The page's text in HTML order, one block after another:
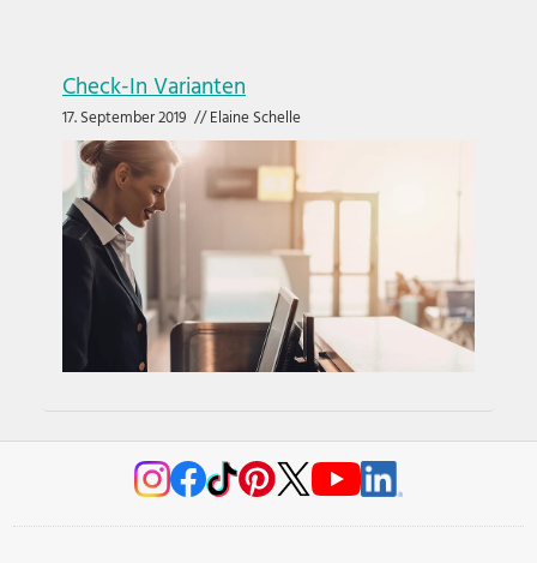
Check-In Varianten
17. September 2019 //Elaine Schelle